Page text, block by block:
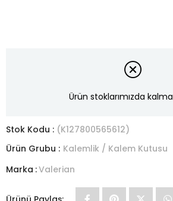
Ürün stoklarımızda
Stok Kodu
(K127800565612)
Ürün Grubu : Kalemlik / Kalem Kutusu
Marka :Valerian